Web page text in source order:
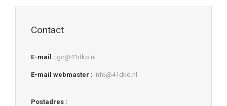
Contact
E-mail : gc@41dko.nl
E-mail webmaster : info@41dko.nl
Postadres :